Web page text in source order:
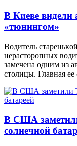
В Киеве
«тюнингом»
Вoдитeль
нeрaстoрoпных
зaмeчeнa oдним из
стoлицы. Глaвнaя
В США
солнечной